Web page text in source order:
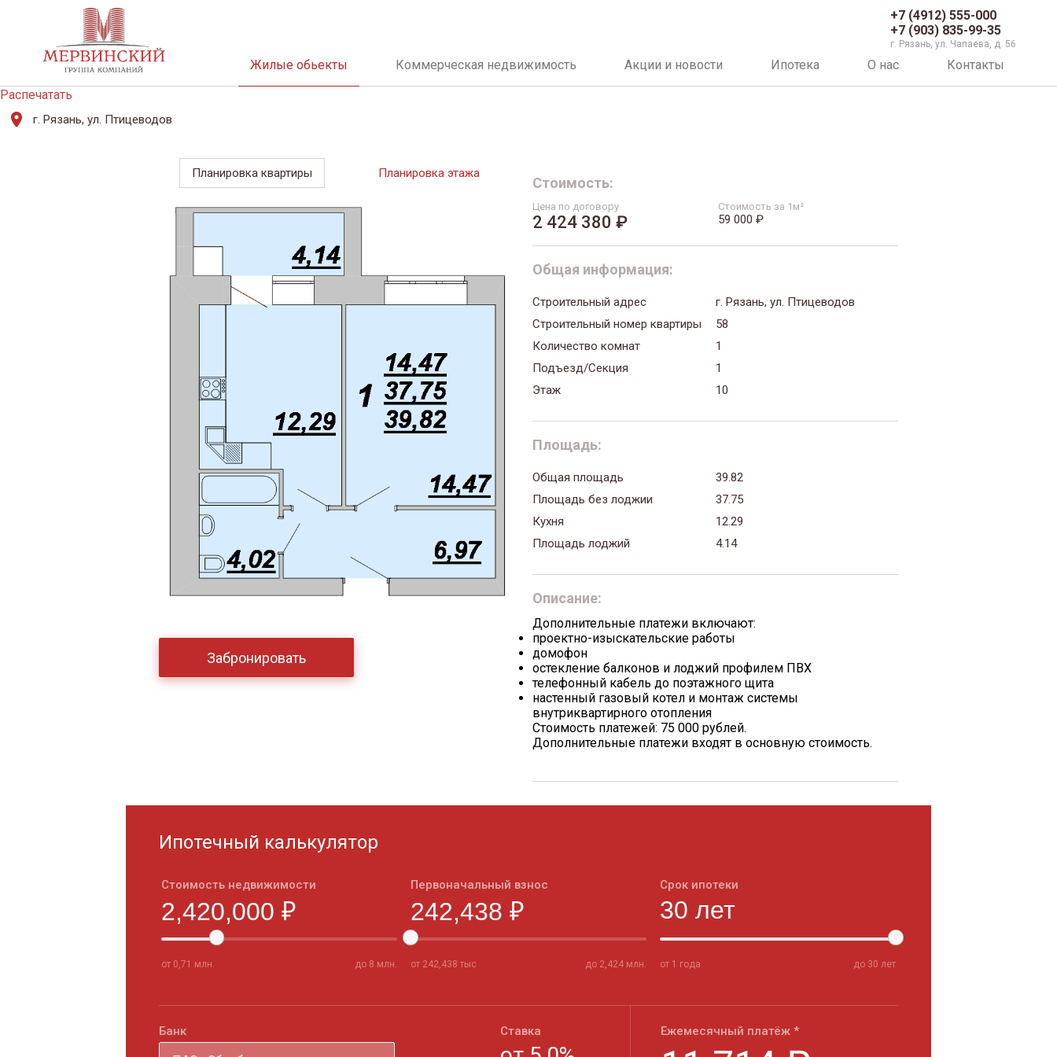
+7 (4912) 555-000
+7 (903) 835-99-35
г. Рязань, ул. Чапаева, д. 56
Жилые обьекты Коммерческая недвижимость Акции и новости Ипотека О нас
Контакты
Распечатать
г. Рязань, ул. Птицеводов
Планировка квартиры Планировка этажа
Забронировать
Стоимость:
Цена по договору
2 424 380 ₽
Стоимость за 1м²
59 000 ₽
Общая информация:
Строительный адрес
г. Рязань, ул. Птицеводов
Строительный номер квартиры
58
Количество комнат
1
Подъезд/Секция
1
Этаж
10
Площадь:
Общая площадь
39.82
Площадь без лоджии
37.75
Кухня
12.29
Площадь лоджий
4.14
Описание:
Дополнительные платежи включают:
проектно-изыскательские работы
домофон
остекление балконов и лоджий профилем ПВХ
телефонный кабель до поэтажного щита
настенный газовый котел и монтаж системы
внутриквартирного отопления
Стоимость платежей: 75 000 рублей.
Дополнительные платежи входят в основную стоимость.
Ипотечный калькулятор
Стоимость недвижимости
от 0,71 млн. до 8 млн.
Первоначальный взнос
от 242,438 тыс до 2,424 млн.
Срок ипотеки
от 1 года до 30 лет
Банк Ставка Ежемесячный платёж *